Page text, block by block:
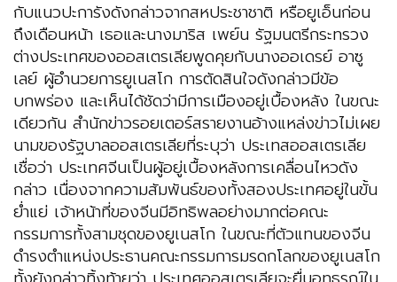
กับแนวปะการังดังกล่าวจากสหประชาชาติ หรือยูเอ็นก่อน
ถึงเดือนหน้า เธอและนางมาริส เพย์น รัฐมนตรีกระทรวง
ต่างประเทศของออสเตรเลียพูดคุยกับนางออเดรย์ อาซู
เลย์ ผู้อำนวยการยูเนสโก การตัดสินใจดังกล่าวมีข้อ
บกพร่อง และเห็นได้ชัดว่ามีการเมืองอยู่เบื้องหลัง ในขณะ
เดียวกัน สำนักข่าวรอยเตอร์สรายงานอ้างแหล่งข่าวไม่เผย
นามของรัฐบาลออสเตรเลียที่ระบุว่า ประเทสออสเตรเลีย
เชื่อว่า ประเทศจีนเป็นผู้อยู่เบื้องหลังการเคลื่อนไหวดัง
กล่าว เนื่องจากความสัมพันธ์ของทั้งสองประเทศอยู่ในขั้น
ย่ำแย่ เจ้าหน้าที่ของจีนมีอิทธิพลอย่างมากต่อคณะ
กรรมการทั้งสามชุดของยูเนสโก ในขณะที่ตัวแทนของจีน
ดำรงตำแหน่งประธานคณะกรรมการมรดกโลกของยูเนสโก